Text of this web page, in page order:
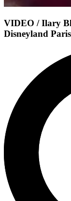
VIDEO / Ilary
Disneyland Paris